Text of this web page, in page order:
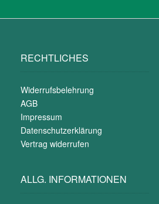
RECHTLICHES
Widerrufsbelehrung
AGB
Impressum
Datenschutzerklärung
Vertrag widerrufen
ALLG. INFORMATIONEN